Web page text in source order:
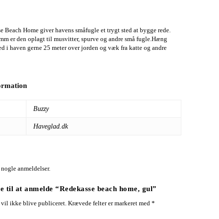
Beach Home giver havens småfugle et trygt sted at bygge rede.
er den oplagt til musvitter, spurve og andre små fugle.Hæng
i haven gerne 25 meter over jorden og væk fra katte og andre
Buzzy
Haveglad.dk
anmeldelser.
til at anmelde “Redekasse beach home, gul”
vil ikke blive publiceret. Krævede felter er markeret med*